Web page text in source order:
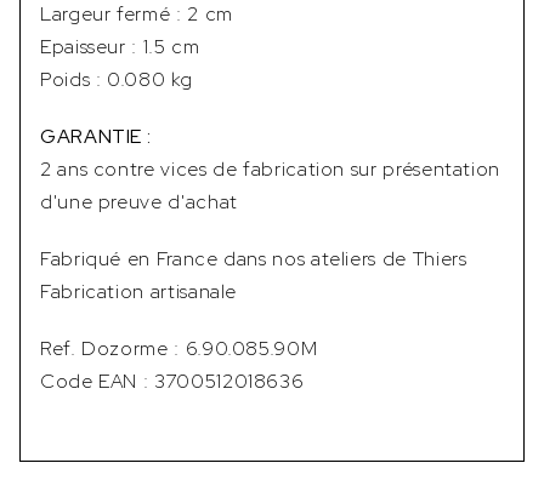
Largeur fermé : 2 cm
Epaisseur : 1.5 cm
Poids : 0.080 kg
GARANTIE :
2 ans contre vices de fabrication sur présentation
d'une preuve d'achat
Fabriqué en France dans nos ateliers de Thiers
Fabrication artisanale
Ref. Dozorme : 6.90.085.90M
Code EAN : 3700512018636